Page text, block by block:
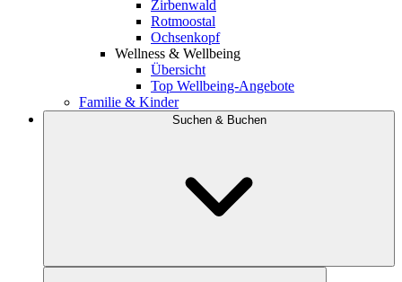
Zirbenwald
Rotmoostal
Ochsenkopf
Wellness & Wellbeing
Übersicht
Top Wellbeing-Angebote
Familie & Kinder
Suchen & Buchen